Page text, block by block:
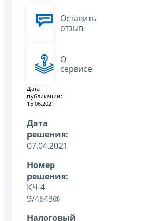
Оставить
отзыв
О
сервисе
Дата
публикации:
15.06.2021
Дата
решения:
07.04.2021
Номер
решения:
КЧ-4-
9/4643@
Налоговый